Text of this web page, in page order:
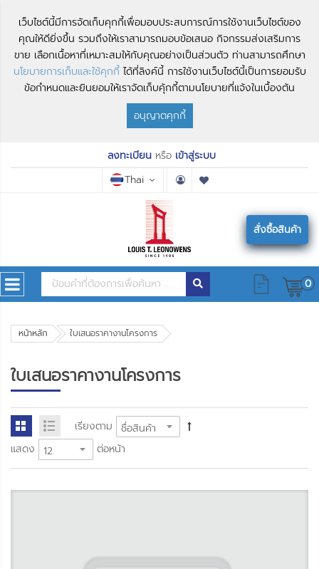
เว็บไซต์นี้มีการจัดเก็บคุกกี้เพื่อมอบประสบการณ์การใช้งานเว็บไซต์ของ
คุณให้ดียิ่งขึ้น รวมถึงให้เราสามารถมอบข้อเสนอ กิจกรรมส่งเสริมการ
ขาย เลือกเนื้อหาที่เหมาะสมให้กับคุณอย่างเป็นส่วนตัว ท่านสามารถศึกษา
นโยบายการเก็บและใช้คุกกี้ ได้ที่ลิงค์นี้ การใช้งานเว็บไซต์นี้เป็นการยอมรับ
ข้อกำหนดและยินยอมให้เราจัดเก็บคุ้กกี้ตามนโยบายที่แจ้งในเบื้องต้น
อนุญาตคุกกี้
ลงทะเบียนหรือ เข้าสู่ระบบ
Thai
สั่งซื้อสินค้า
0
หน้าหลัก ใบเสนอราคางานโครงการ
ใบเสนอราคางานโครงการ
เรียงตาม
แสดง
ต่อหน้า